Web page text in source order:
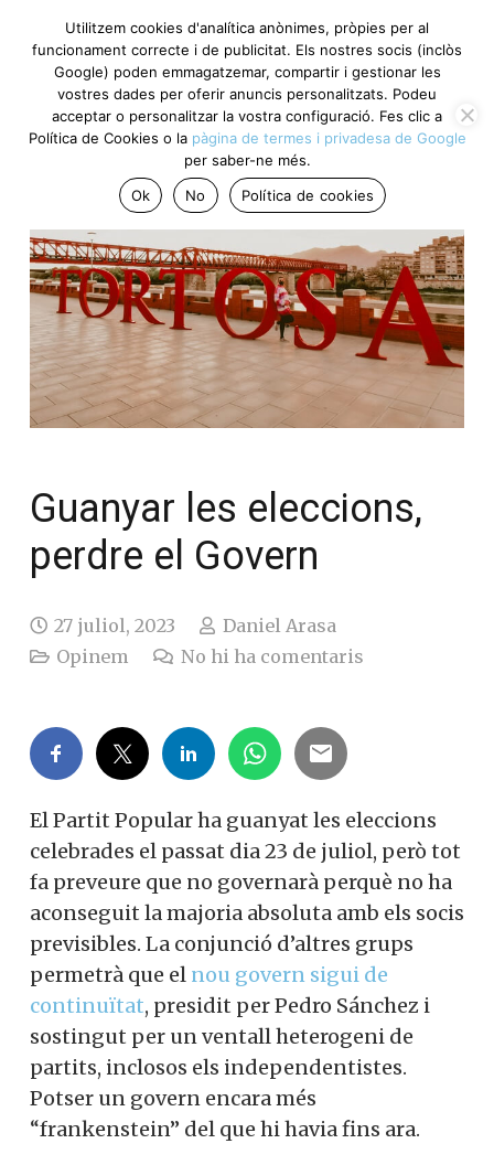
Guanyar les eleccions,
perdre el Govern
27 juliol, 2023
Daniel Arasa
Opinem
No hi ha comentaris
El Partit Popular ha guanyat les eleccions
celebrades el passat dia 23 de juliol, però tot
fa preveure que no governarà perquè no ha
aconseguit la majoria absoluta amb els socis
previsibles. La conjunció d’altres grups
permetrà que el nou govern sigui de
continuïtat, presidit per Pedro Sánchez i
sostingut per un ventall heterogeni de
partits, inclosos els independentistes.
Potser un govern encara més
“frankenstein” del que hi havia fins ara.
Utilitzem cookies d'analítica anònimes, pròpies per al
funcionament correcte i de publicitat. Els nostres socis (inclòs
Google) poden emmagatzemar, compartir i gestionar les
vostres dades per oferir anuncis personalitzats. Podeu
acceptar o personalitzar la vostra configuració. Fes clic a
Política de Cookies o la pàgina de termes i privadesa de Google
per saber-ne més.
Ok
No Política de cookies